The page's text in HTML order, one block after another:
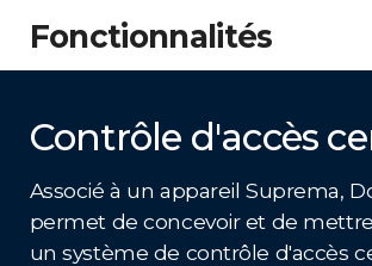
Fonctionnalités
Contrôle d'accès
Associé à un appareil Suprema,
permet de concevoir et de
un système de contrôle d'accès